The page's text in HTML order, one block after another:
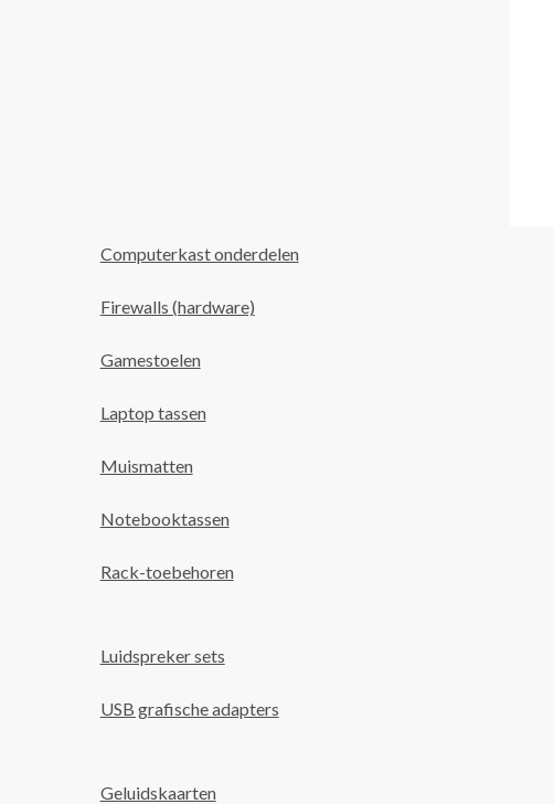
Computerkast onderdelen
Firewalls (hardware)
Gamestoelen
Laptop tassen
Muismatten
Notebooktassen
Rack-toebehoren
Luidspreker sets
USB grafische adapters
Geluidskaarten